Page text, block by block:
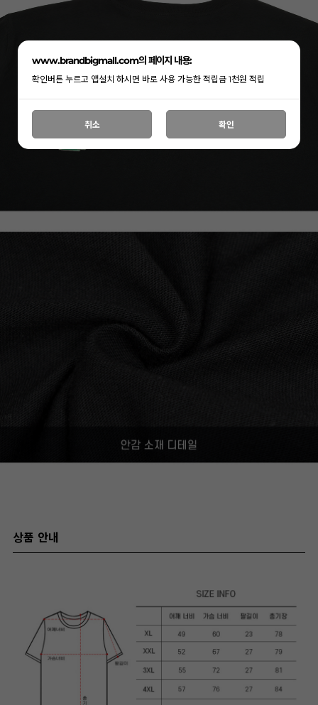
상품 안내
www.brandbigmall.com의 페이지 내용:
확인버튼 누르고 앱설치 하시면 바로 사용 가능한 적립금 1천원 적립
취소 확인